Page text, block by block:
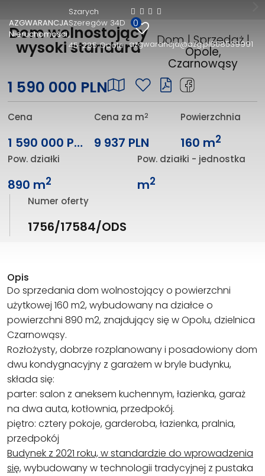
AZGWARANCJA
Nieruchomości
Szarych
Szeregów 34D
45-285 Opole
0
azgwarancja@azg.pl608539991
Dom wolnostojący
wysoki standard Dom | Sprzedaż |
Opole,
Czarnowąsy
1 590 000 PLN
Cena
1 590 000 PLN
Cena za m2
9 937 PLN
Powierzchnia
160 m2
Pow. działki
890 m2
Pow. działki - jednostka
m2
Numer oferty
1756/17584/ODS
Opis
Do sprzedania dom wolnostojący o powierzchni
użytkowej 160 m2, wybudowany na działce o
powierzchni 890 m2, znajdujący się w Opolu, dzielnica
Czarnowąsy.
Rozłożysty, dobrze rozplanowany i posadowiony dom
dwu kondygnacyjny z garażem w bryle budynku,
składa się:
parter: salon z aneksem kuchennym, łazienka, garaż
na dwa auta, kotłownia, przedpokój.
piętro: cztery pokoje, garderoba, łazienka, pralnia,
przedpokój
Budynek z 2021 roku, w standardzie do wprowadzenia
się,wybudowany w technologii tradycyjnej z pustaka